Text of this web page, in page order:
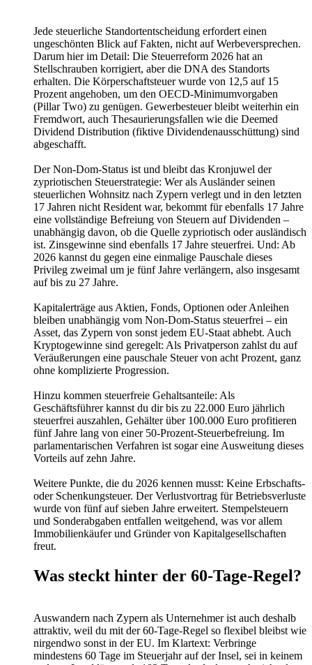
Jede steuerliche Standortentscheidung erfordert einen
ungeschönten Blick auf Fakten, nicht auf Werbeversprechen.
Darum hier im Detail: Die Steuerreform 2026 hat an
Stellschrauben korrigiert, aber die DNA des Standorts
erhalten. Die Körperschaftsteuer wurde von 12,5 auf 15
Prozent angehoben, um den OECD-Minimumvorgaben
(Pillar Two) zu genügen. Gewerbesteuer bleibt weiterhin ein
Fremdwort, auch Thesaurierungsfallen wie die Deemed
Dividend Distribution (fiktive Dividendenausschüttung) sind
abgeschafft.
Der Non-Dom-Status ist und bleibt das Kronjuwel der
zypriotischen Steuerstrategie: Wer als Ausländer seinen
steuerlichen Wohnsitz nach Zypern verlegt und in den letzten
17 Jahren nicht Resident war, bekommt für ebenfalls 17 Jahre
eine vollständige Befreiung von Steuern auf Dividenden –
unabhängig davon, ob die Quelle zypriotisch oder ausländisch
ist. Zinsgewinne sind ebenfalls 17 Jahre steuerfrei. Und: Ab
2026 kannst du gegen eine einmalige Pauschale dieses
Privileg zweimal um je fünf Jahre verlängern, also insgesamt
auf bis zu 27 Jahre.
Kapitalerträge aus Aktien, Fonds, Optionen oder Anleihen
bleiben unabhängig vom Non-Dom-Status steuerfrei – ein
Asset, das Zypern von sonst jedem EU-Staat abhebt. Auch
Kryptogewinne sind geregelt: Als Privatperson zahlst du auf
Veräußerungen eine pauschale Steuer von acht Prozent, ganz
ohne komplizierte Progression.
Hinzu kommen steuerfreie Gehaltsanteile: Als
Geschäftsführer kannst du dir bis zu 22.000 Euro jährlich
steuerfrei auszahlen, Gehälter über 100.000 Euro profitieren
fünf Jahre lang von einer 50-Prozent-Steuerbefreiung. Im
parlamentarischen Verfahren ist sogar eine Ausweitung dieses
Vorteils auf zehn Jahre.
Weitere Punkte, die du 2026 kennen musst: Keine Erbschafts-
oder Schenkungsteuer. Der Verlustvortrag für Betriebsverluste
wurde von fünf auf sieben Jahre erweitert. Stempelsteuern
und Sonderabgaben entfallen weitgehend, was vor allem
Immobilienkäufer und Gründer von Kapitalgesellschaften
freut.
Was steckt hinter der 60-Tage-Regel?
Auswandern nach Zypern als Unternehmer ist auch deshalb
attraktiv, weil du mit der 60-Tage-Regel so flexibel bleibst wie
nirgendwo sonst in der EU. Im Klartext: Verbringe
mindestens 60 Tage im Steuerjahr auf der Insel, sei in keinem